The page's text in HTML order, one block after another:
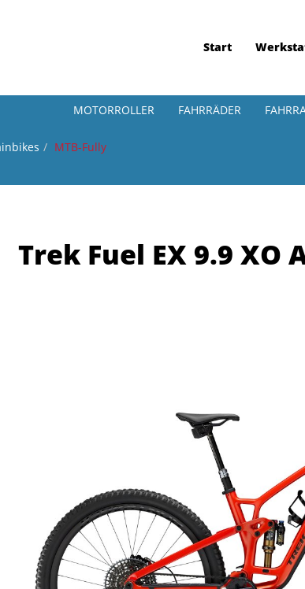
Start
MOTORROLLER FAHRRÄDER
MTB-Fully
Trek Fuel EX 9.9 XO